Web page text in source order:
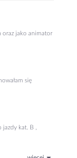
oraz jako animator
się
kat. B ,